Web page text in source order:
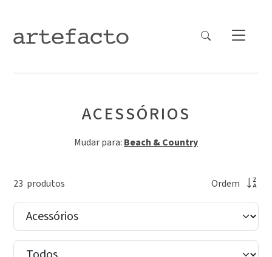
ACESSÓRIOS
Mudar para: Beach & Country
23 produtos Ordem